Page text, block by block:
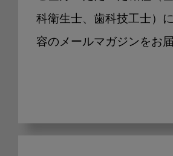
科衛生士、歯科技工士）
容のメールマガジンをお